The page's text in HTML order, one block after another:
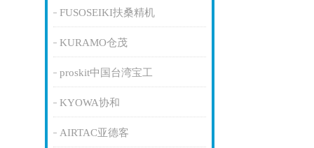
FUSOSEIKI扶桑精机
KURAMO仓茂
proskit中国台湾宝工
KYOWA协和
AIRTAC亚德客